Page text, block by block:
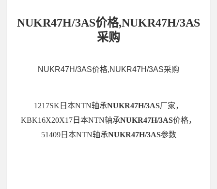
NUKR47H/3AS价格,NUKR47H/3AS
采购
NUKR47H/3AS价格,NUKR47H/3AS采购
1217SK日本NTN轴承NUKR47H/3AS厂家，
KBK16X20X17日本NTN轴承NUKR47H/3AS价格，
51409日本NTN轴承NUKR47H/3AS参数